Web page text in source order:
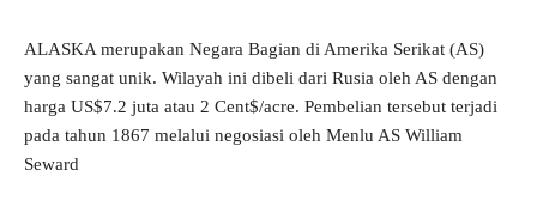
ALASKA merupakan Negara Bagian di Amerika Serikat (AS)
yang sangat unik. Wilayah ini dibeli dari Rusia oleh AS dengan
harga US$7.2 juta atau 2 Cent$/acre. Pembelian tersebut terjadi
pada tahun 1867 melalui negosiasi oleh Menlu AS William
Seward